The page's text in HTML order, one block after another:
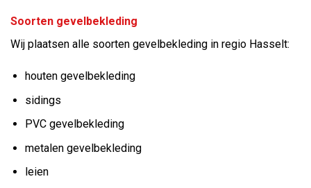
Soorten gevelbekleding
Wij plaatsen alle soorten gevelbekleding in regio Hasselt:
houten gevelbekleding
sidings
PVC gevelbekleding
metalen gevelbekleding
leien